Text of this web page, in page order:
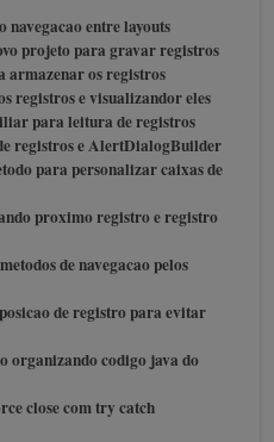
entre layouts
projeto para gravar registros
armazenar os registros
registros e visualizandor eles
para leitura de registros
registros e AlertDialogBuilder
para personalizar caixas de
proximo registro e registro
de navegacao pelos
de registro para evitar
organizando codigo java do
close com try catch